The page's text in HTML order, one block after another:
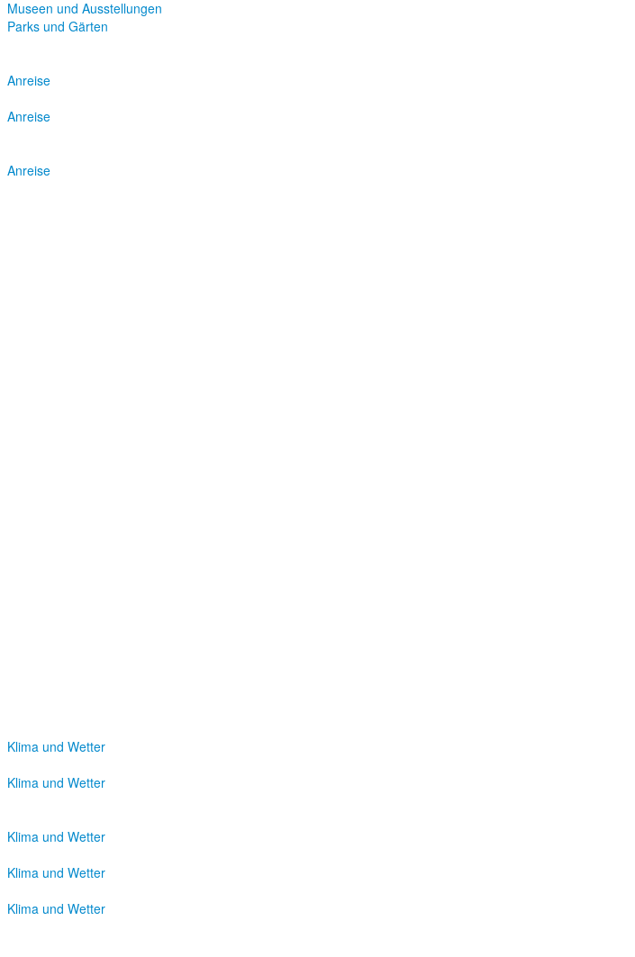
Museen und Ausstellungen
Parks und Gärten
Anreise
Anreise
Anreise
Klima und Wetter
Klima und Wetter
Klima und Wetter
Klima und Wetter
Klima und Wetter